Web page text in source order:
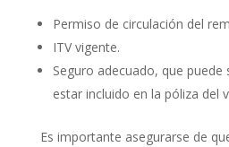
Permiso de circulación del
ITV vigente.
Seguro adecuado, que puede
estar incluido en la póliza del
Es importante asegurarse de